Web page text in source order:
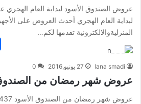
عروض الصندوق الأسود لبداية العام
لبداية العام الهجري أحدث العروض على
المنزليةوالالكترونية تقدمها لكم…
lana smadi 27 يونيو,2016 0
عروض شهر رمضان من الصندوق